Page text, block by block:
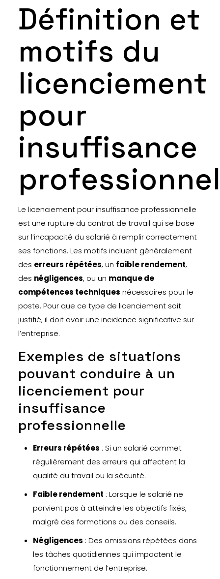
Définition et
motifs du
licenciement
pour
insuffisance
Le licenciement pour insuffisance professionnelle
est une rupture du contrat de travail qui se base
sur l’incapacité du salarié à remplir correctement
ses fonctions. Les motifs incluent généralement
des erreurs répétées, un faible rendement,
des négligences, ou un manque de
compétences techniques nécessaires pour le
poste. Pour que ce type de licenciement soit
justifié, il doit avoir une incidence significative sur
l’entreprise.
Exemples de situations
pouvant conduire à un
licenciement pour
insuffisance
professionnelle
Erreurs répétées : Si un salarié commet
régulièrement des erreurs qui affectent la
qualité du travail ou la sécurité.
Faible rendement : Lorsque le salarié ne
parvient pas à atteindre les objectifs fixés,
malgré des formations ou des conseils.
Négligences : Des omissions répétées dans
les tâches quotidiennes qui impactent le
fonctionnement de l’entreprise.